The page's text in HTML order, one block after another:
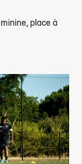
place à